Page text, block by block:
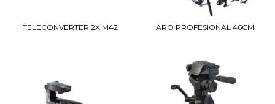
TELECONVERTER 2X M42 ARO PROFESIONAL 46CM